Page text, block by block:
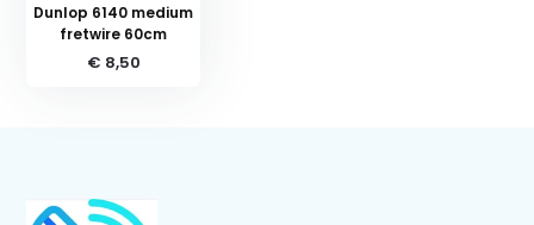
Dunlop 6140 medium
fretwire 60cm
€ 8,50